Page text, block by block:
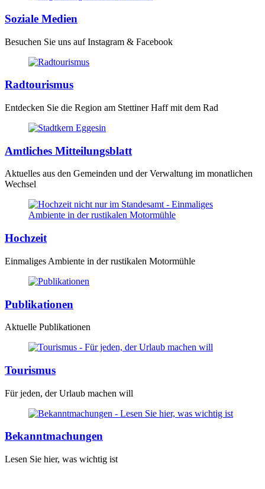
Soziale Medien
Besuchen Sie uns auf Instagram & Facebook
Radtourismus
Entdecken Sie die Region am Stettiner Haff mit dem Rad
Amtliches Mitteilungsblatt
Aktuelles aus den Gemeinden und der Verwaltung im monatlichen
Wechsel
Hochzeit
Einmaliges Ambiente in der rustikalen Motormühle
Publikationen
Aktuelle Publikationen
Tourismus
Für jeden, der Urlaub machen will
Bekanntmachungen
Lesen Sie hier, was wichtig ist